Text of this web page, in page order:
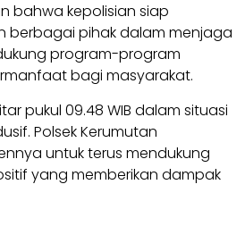
bahwa kepolisian siap
berbagai pihak dalam menjaga
program-program
bagi masyarakat.
pukul 09.48 WIB dalam situasi
Polsek Kerumutan
untuk terus mendukung
yang memberikan dampak